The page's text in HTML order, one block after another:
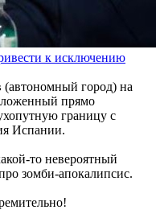
к исключению
город) на
прямо
границу с
Испании.
то невероятный
зомби-апокалипсис.